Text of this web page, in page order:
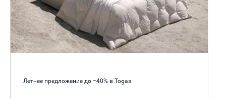
Летнее предложение до −40% в Togas